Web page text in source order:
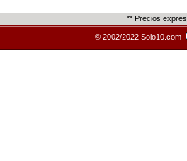
** Precios
© 2002/2022 Solo10.com